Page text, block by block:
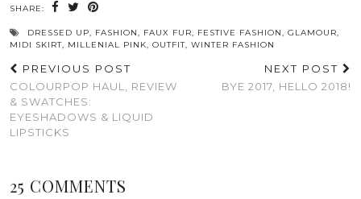
SHARE:
DRESSED UP, FASHION, FAUX FUR, FESTIVE FASHION, GLAMOUR,
MIDI SKIRT, MILLENIAL PINK, OUTFIT, WINTER FASHION
PREVIOUS POST
COLOURPOP HAUL, REVIEW
& SWATCHES:
EYESHADOWS & LIQUID
LIPSTICKS
NEXT POST
BYE 2017, HELLO 2018!
25 COMMENTS